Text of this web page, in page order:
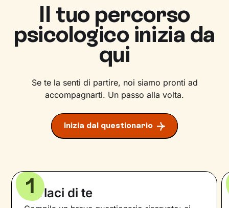
Il tuo percorso
psicologico inizia da
qui
Se te la senti di partire, noi siamo pronti ad
accompagnarti. Un passo alla volta.
Inizia dal questionario
Parlaci di te
1